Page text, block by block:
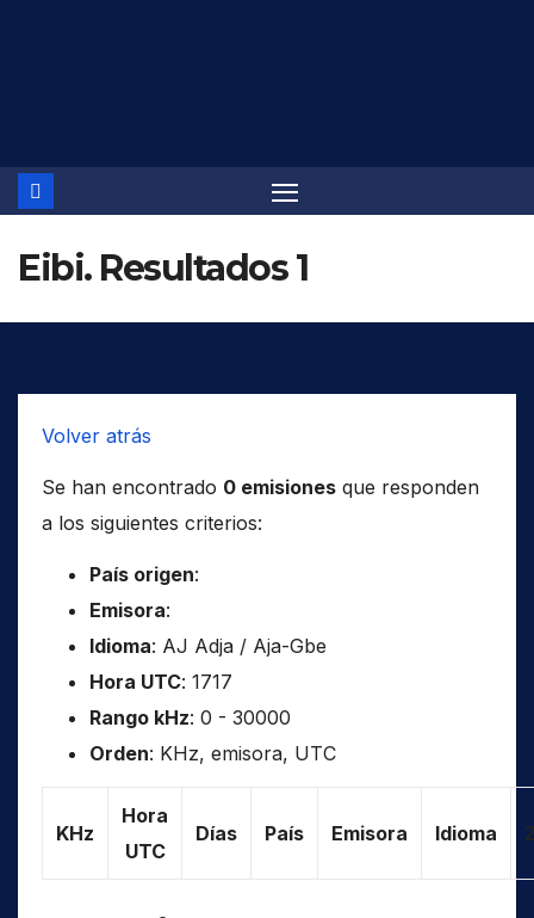
Eibi. Resultados 1
Volver atrás
Se han encontrado 0 emisiones que responden
a los siguientes criterios:
País origen:
Emisora:
Idioma: AJ Adja / Aja-Gbe
Hora UTC: 1717
Rango kHz: 0 - 30000
Orden: KHz, emisora, UTC
KHz
Hora
UTC
Días País Emisora Idioma